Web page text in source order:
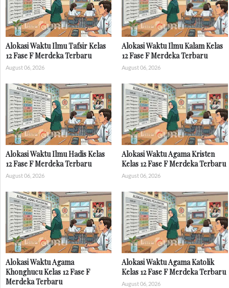
Alokasi Waktu Ilmu Tafsir Kelas
12 Fase F Merdeka Terbaru
August 06, 2026
Alokasi Waktu Ilmu Kalam Kelas
12 Fase F Merdeka Terbaru
August 06, 2026
Alokasi Waktu Ilmu Hadis Kelas
12 Fase F Merdeka Terbaru
August 06, 2026
Alokasi Waktu Agama Kristen
Kelas 12 Fase F Merdeka Terbaru
August 06, 2026
Alokasi Waktu Agama
Khonghucu Kelas 12 Fase F
Merdeka Terbaru
Alokasi Waktu Agama Katolik
Kelas 12 Fase F Merdeka Terbaru
August 06, 2026